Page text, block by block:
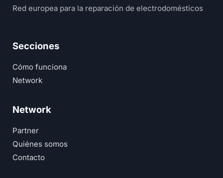
Red europea para la reparación de electrodomésticos
Secciones
Cómo funciona
Network
Network
Partner
Quiénes somos
Contacto